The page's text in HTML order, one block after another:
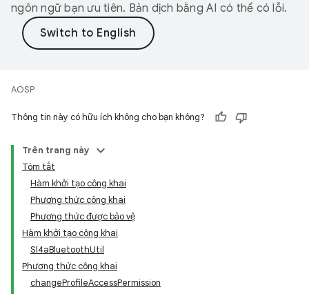
ngôn ngữ bạn ưu tiên. Bản dịch bằng AI có thể có lỗi.
AOSP
Thông tin này có hữu ích không cho bạn không?
Trên trang này
Tóm tắt
Hàm khởi tạo công khai
Phương thức công khai
Phương thức được bảo vệ
Hàm khởi tạo công khai
Sl4aBluetoothUtil
Phương thức công khai
changeProfileAccessPermission